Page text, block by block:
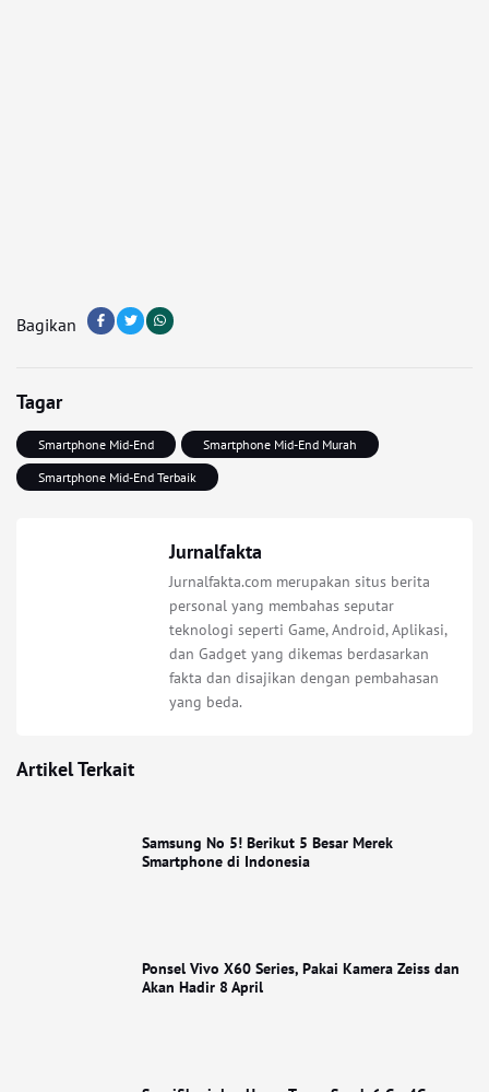
Bagikan
Tagar
Smartphone Mid-End
Smartphone Mid-End Murah
Smartphone Mid-End Terbaik
Jurnalfakta
Jurnalfakta.com merupakan situs berita
personal yang membahas seputar
teknologi seperti Game, Android, Aplikasi,
dan Gadget yang dikemas berdasarkan
fakta dan disajikan dengan pembahasan
yang beda.
Artikel Terkait
Samsung No 5! Berikut 5 Besar Merek
Smartphone di Indonesia
Ponsel Vivo X60 Series, Pakai Kamera Zeiss dan
Akan Hadir 8 April